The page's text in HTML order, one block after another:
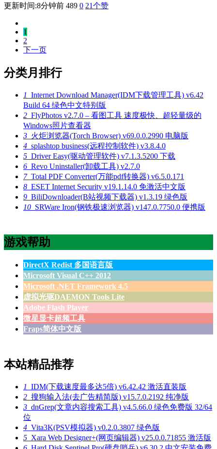
更新时间:8分钟前 489 0 21个赞
1
2
下一页
分类月排行
1 Internet Download Manager(IDM下载管理工具) v6.42
Build 64 绿色中文特别版
2 FlyPhotos v2.7.0 – 看图工具 速度极快、超轻量级的
Windows照片查看器
3 火炬浏览器(Torch Browser) v69.0.0.2990 电脑版
4 splashtop business(远程控制软件) v3.8.4.0
5 Driver Easy(驱动管理软件) v7.1.3.5200 下载
6 Revo Uninstaller(卸载工具) v2.7.0
7Total PDF Converter(万能pdf转换器) v6.5.0.171
8 ESET Internet Security v19.1.14.0 免激活中文版
9 BiliDownloader(B站视频下载器) v1.3.19 绿色版
10 SRWare Iron(钢铁极速浏览器) v147.0.7750.0 便携版
游戏帮助
DirectX Redist 多国语言版
Microsoft Visual C++ 2012
Microsoft .NET Framework 4.5
虚拟光驱DAEMON Tools Lite
Adobe Flash Player
微星显卡超频工具
Fraps简体中文版
本站精品推荐
1 IDM(下载速度最多达5倍) v6.42.42 激活直装版
2 搜狗输入法(去广告精简版) v15.7.0.2192 纯净版
3 dnGrep(文章内容搜索工具) v4.5.66.0 绿色免费版 32/64
位
4 Vita3K(PSV模拟器) v0.2.0.3807 绿色版
5 Xara Web Designer+(网页编辑器) v25.0.0.71855 激活版